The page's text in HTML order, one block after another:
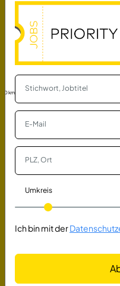
IT-
Wilken
IT
Umkreis
30 km
Ich bin mit der